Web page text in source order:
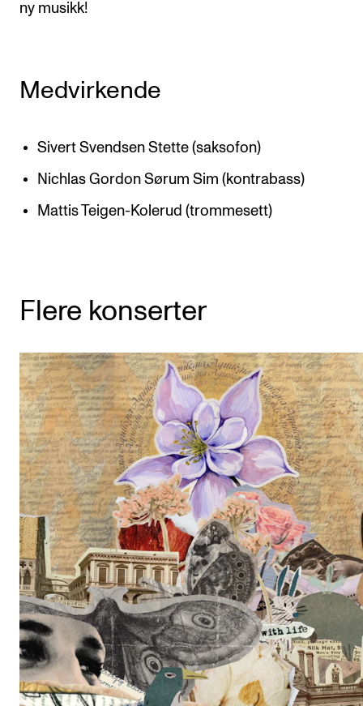
ny musikk!
Medvirkende
Sivert Svendsen Stette (saksofon)
Nichlas Gordon Sørum Sim (kontrabass)
Mattis Teigen-Kolerud (trommesett)
Flere konserter